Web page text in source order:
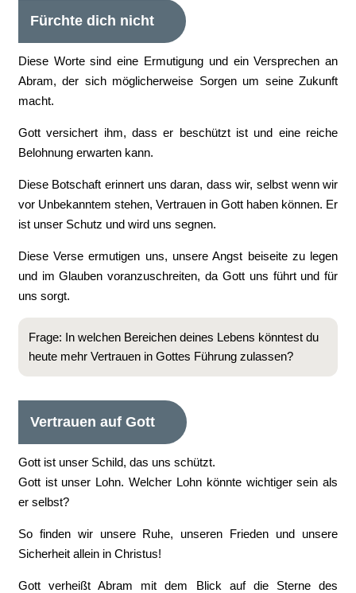
Fürchte dich nicht
Diese Worte sind eine Ermutigung und ein Versprechen an
Abram, der sich möglicherweise Sorgen um seine Zukunft
macht.
Gott versichert ihm, dass er beschützt ist und eine reiche
Belohnung erwarten kann.
Diese Botschaft erinnert uns daran, dass wir, selbst wenn wir
vor Unbekanntem stehen, Vertrauen in Gott haben können. Er
ist unser Schutz und wird uns segnen.
Diese Verse ermutigen uns, unsere Angst beiseite zu legen
und im Glauben voranzuschreiten, da Gott uns führt und für
uns sorgt.
Frage: In welchen Bereichen deines Lebens könntest du
heute mehr Vertrauen in Gottes Führung zulassen?
Vertrauen auf Gott
Gott ist unser Schild, das uns schützt.
Gott ist unser Lohn. Welcher Lohn könnte wichtiger sein als
er selbst?
So finden wir unsere Ruhe, unseren Frieden und unsere
Sicherheit allein in Christus!
Gott verheißt Abram mit dem Blick auf die Sterne des